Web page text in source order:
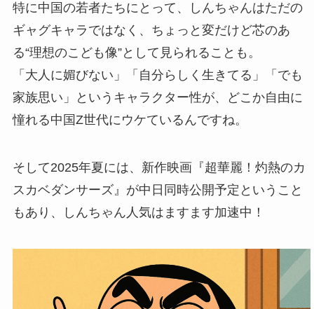
特に中国の若者たちにとって、しんちゃんはただの
ギャグキャラではなく、ちょっと変だけど芯のあ
る“理想のこども像”として見られることも。
「大人に媚びない」「自分らしく生きてる」「でも
家族思い」というキャラクター性が、どこか自由に
憧れる中国Z世代にウケているんですね。
そして2025年夏には、新作映画『超華麗！灼熱のカ
スカベダンサーズ』が中日同時公開予定ということ
もあり、しんちゃん人気はますます加速中！